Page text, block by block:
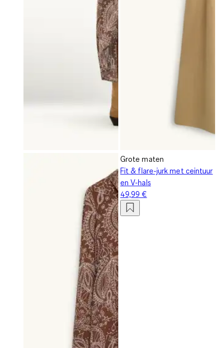
Grote maten
Fit & flare-jurk met ceintuur
en V-hals
49,99 €